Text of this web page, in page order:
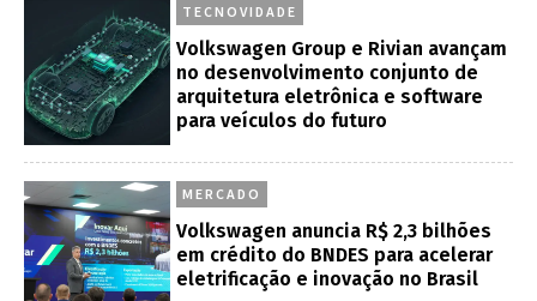
TECNOVIDADE
Volkswagen Group e Rivian avançam
no desenvolvimento conjunto de
arquitetura eletrônica e software
para veículos do futuro
MERCADO
Volkswagen anuncia R$ 2,3 bilhões
em crédito do BNDES para acelerar
eletrificação e inovação no Brasil